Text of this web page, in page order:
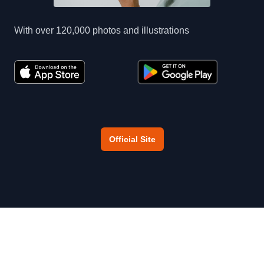
With over 120,000 photos and illustrations
Official Site